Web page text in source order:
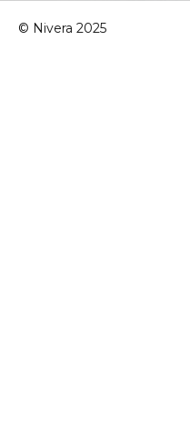
© Nivera 2025